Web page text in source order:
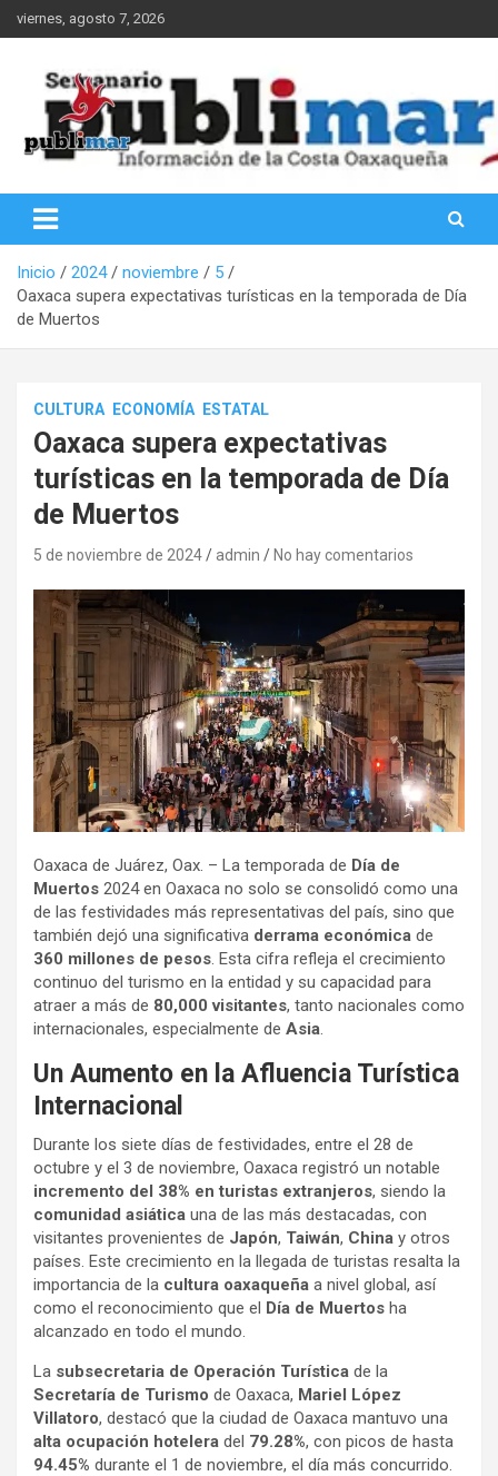
Saltar
al
viernes, agosto 7, 2026
PubliMar
Inicio 2024 noviembre
5
Oaxaca supera expectativas turísticas en la temporada de Día
de Muertos
CULTURA ECONOMÍA ESTATAL
Oaxaca supera expectativas
turísticas en la temporada de Día
de Muertos
5 de noviembre de 2024 admin No hay comentarios
Oaxaca de Juárez, Oax. – La temporada de Día de
Muertos 2024 en Oaxaca no solo se consolidó como una
de las festividades más representativas del país, sino que
también dejó una significativa derrama económica de
360 millones de pesos . Esta cifra refleja el crecimiento
continuo del turismo en la entidad y su capacidad para
atraer a más de 80,000 visitantes, tanto nacionales como
internacionales, especialmente de Asia
Un Aumento en la Afluencia Turística
Internacional
Durante los siete días de festividades, entre el 28 de
octubre y el 3 de noviembre, Oaxaca registró un notable
incremento del 38% en turistas extranjeros, siendo la
comunidad asiática una de las más destacadas, con
visitantes provenientes de Japón, Taiwán, China y otros
países. Este crecimiento en la llegada de turistas resalta la
importancia de la cultura oaxaqueña a nivel global, así
como el reconocimiento que el Día de Muertos ha
alcanzado en todo el mundo.
La subsecretaria de Operación Turística de la
Secretaría de Turismo de Oaxaca, Mariel López
Villatoro, destacó que la ciudad de Oaxaca mantuvo una
alta ocupación hotelera del 79.28%, con picos de hasta
94.45% durante el 1 de noviembre, el día más concurrido.